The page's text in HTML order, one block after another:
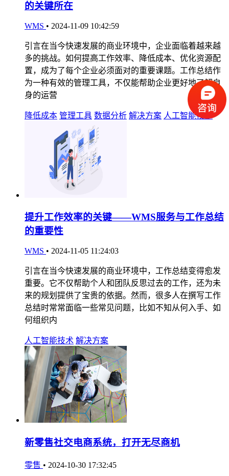
的关键所在
WMS • 2024-11-09 10:42:59
引言在当今快速发展的商业环境中，企业面临着越来越
多的挑战。如何提高工作效率、降低成本、优化资源配
置，成为了每个企业必须面对的重要课题。工作总结作
为一种有效的管理工具，不仅能帮助企业更好地了解自
身的运营
降低成本 管理工具 数据分析 解决方案 人工智能技术
提升工作效率的关键——WMS服务与工作总结
的重要性
WMS • 2024-11-05 11:24:03
引言在当今快速发展的商业环境中，工作总结变得愈发
重要。它不仅帮助个人和团队反思过去的工作，还为未
来的规划提供了宝贵的依据。然而，很多人在撰写工作
总结时常常面临一些常见问题，比如不知从何入手、如
何组织内
人工智能技术 解决方案
新零售社交电商系统，打开无尽商机
零售 • 2024-10-30 17:32:45